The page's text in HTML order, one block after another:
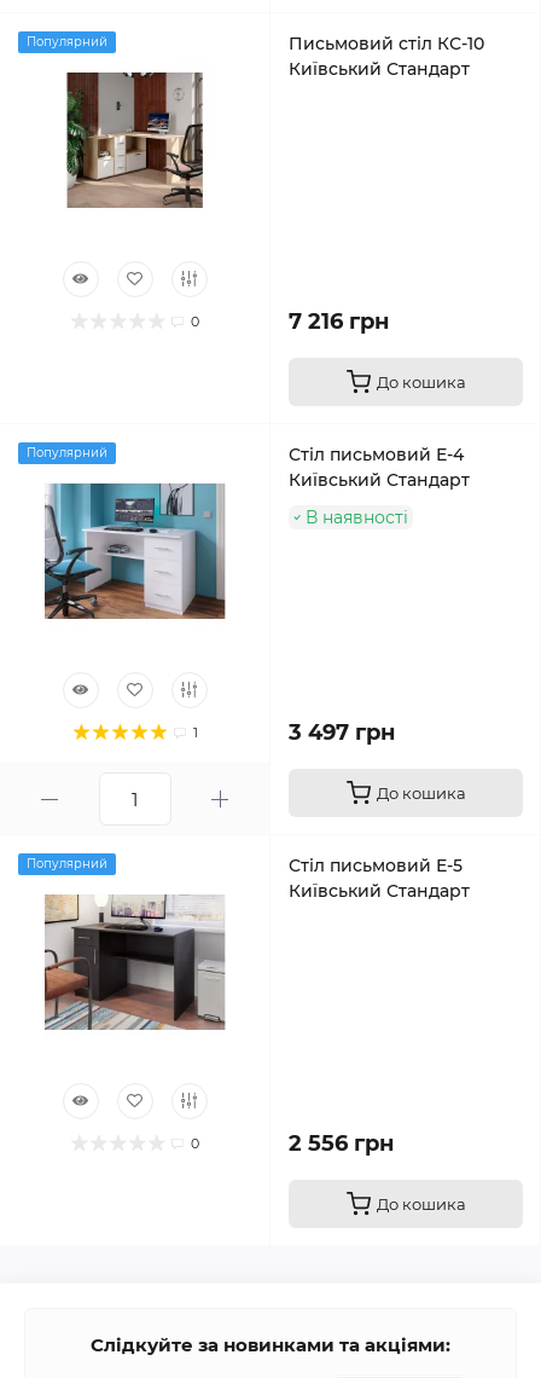
Популярний
0
Письмовий стіл КС-10
Київський Стандарт
7 216 грн
До кошика
Популярний
1
Стіл письмовий Е-4
Київський Стандарт
В наявності
3 497 грн
До кошика
Популярний
0
Стіл письмовий Е-5
Київський Стандарт
2 556 грн
До кошика
Слідкуйте за новинками та акціями: